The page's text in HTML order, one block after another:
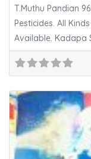
T.Muthu Pandian
Pesticides. All
Available. Kadapa